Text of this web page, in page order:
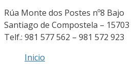
Rúa Monte dos Postes nº8 Bajo
Santiago de Compostela – 15703
Telf.: 981 577 562 – 981 572 923
Inicio